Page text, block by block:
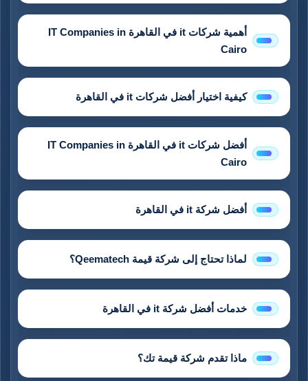
أهمية شركات it في القاهرة IT Companies in
Cairo
كيفية اختيار أفضل شركات it في القاهرة
أفضل شركات it في القاهرة IT Companies in
Cairo
أفضل شركة it في القاهرة
لماذا تحتاج إلى شركة قيمة Qeematech؟
خدمات أفضل شركة it في القاهرة
ماذا تقدم شركة قيمة تك؟